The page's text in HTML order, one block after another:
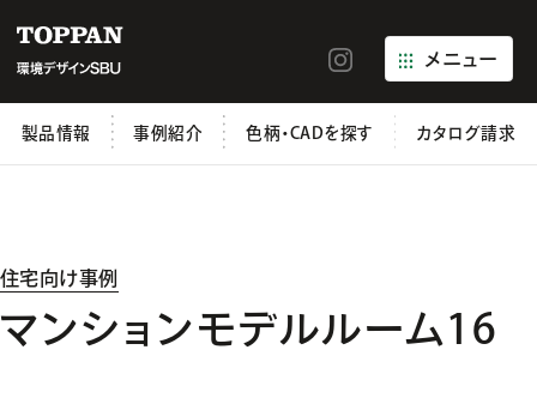
メニュー
製品情報 事例紹介 色柄・CADを探す カタログ請求
住宅向け事例
マンションモデルルーム16